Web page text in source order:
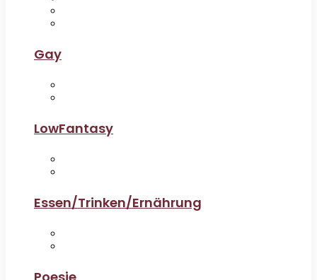
Gay
LowFantasy
Essen/Trinken/Ernährung
Poesie